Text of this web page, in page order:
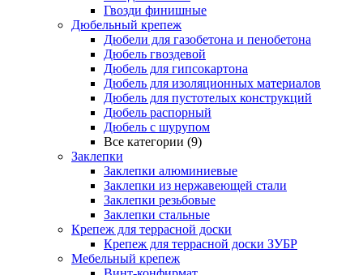
Гвозди финишные
Дюбельный крепеж
Дюбели для газобетона и пенобетона
Дюбель гвоздевой
Дюбель для гипсокартона
Дюбель для изоляционных материалов
Дюбель для пустотелых конструкций
Дюбель распорный
Дюбель с шурупом
Все категории (9)
Заклепки
Заклепки алюминиевые
Заклепки из нержавеющей стали
Заклепки резьбовые
Заклепки стальные
Крепеж для террасной доски
Крепеж для террасной доски ЗУБР
Мебельный крепеж